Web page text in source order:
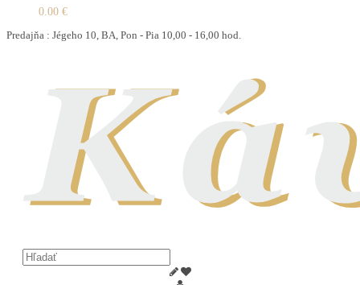
0.00 €
Predajňa : Jégeho 10, BA, Pon - Pia 10,00 - 16,00 hod.